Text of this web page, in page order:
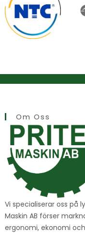
Om Oss
Vi specialiserar oss på
Maskin AB förser
ergonomi, ekonomi